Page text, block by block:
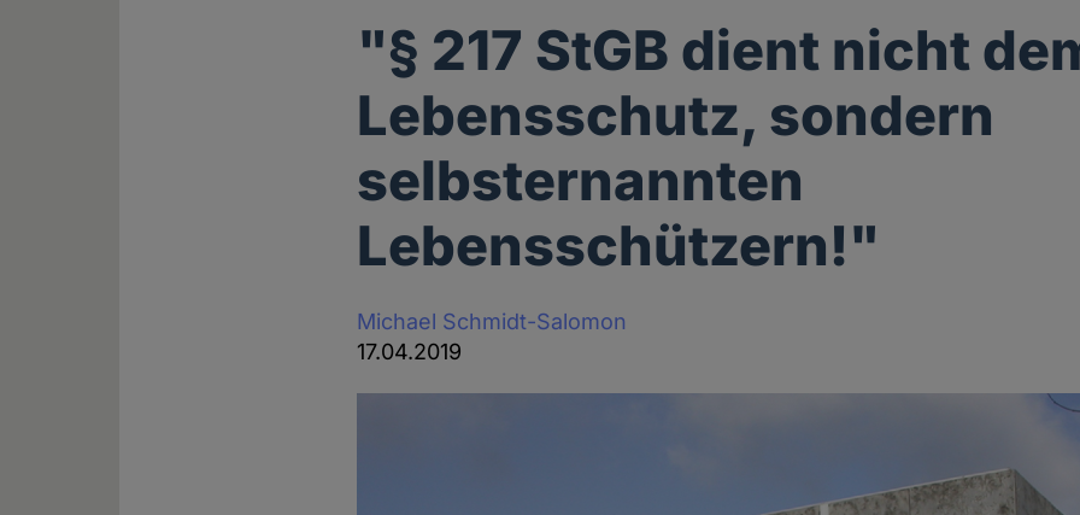
"§ 217 StGB dient nicht
Lebensschutz, sondern
selbsternannten
Lebensschützern!"
Michael Schmidt-Salomon
17.04.2019